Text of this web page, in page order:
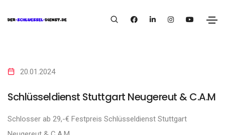
20.01.2024
Schlüsseldienst Stuttgart Neugereut & C.A.M
Schlosser ab 29,-€ Festpreis Schlüsseldienst Stuttgart